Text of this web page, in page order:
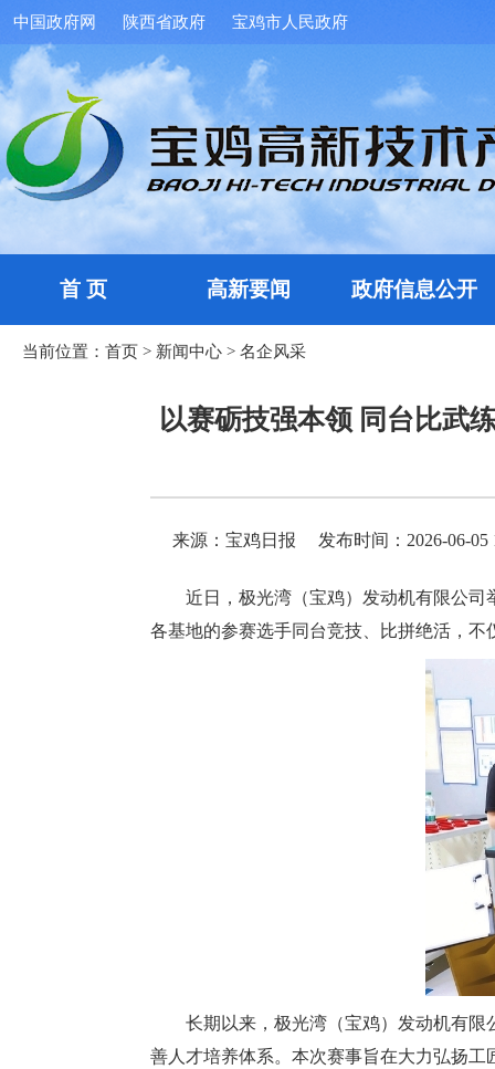
中国政府网 陕西省政府 宝鸡市人民政府
首 页 高新要闻 政府信息公开
当前位置： 首页 > 新闻中心 > 名企风采
以赛砺技强本领 同台比武
来源：宝鸡日报 发布时间：2026-06-05
近日，极光湾（宝鸡）发动机有限公
各基地的参赛选手同台竞技、比拼绝活，
长期以来，极光湾（宝鸡）发动机有
善人才培养体系。本次赛事旨在大力弘扬